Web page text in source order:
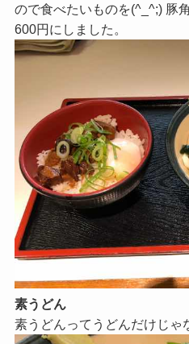
ので食べたいものを(^_^;) 豚
600円にしました。
素うどん
素うどんってうどんだけじゃ